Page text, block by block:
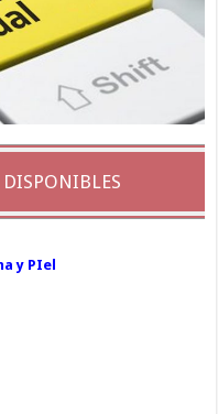
DISPONIBLES
y PIel